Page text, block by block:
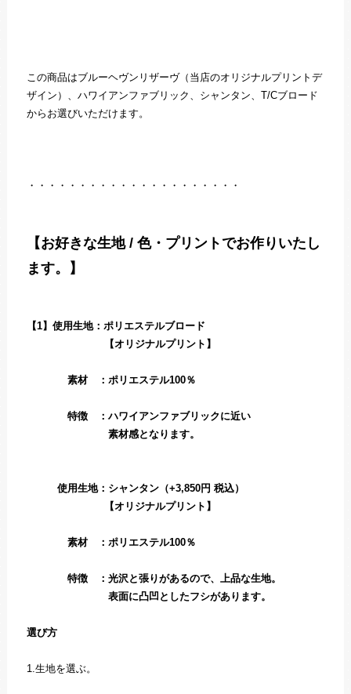
この商品はブルーヘヴンリザーヴ（当店のオリジナルプリントデ
ザイン）、ハワイアンファブリック、シャンタン、T/Cブロード
からお選びいただけます。
・・・・・・・・・・・・・・・・・・・・・
【お好きな生地 / 色・プリントでお作りいたし
ます。】
【1】使用生地：ポリエステルブロード
【オリジナルプリント】
素材 ：ポリエステル100％
特徴 ：ハワイアンファブリックに近い
素材感となります。
使用生地：シャンタン（+3,850円 税込）
【オリジナルプリント】
素材 ：ポリエステル100％
特徴 ：光沢と張りがあるので、上品な生地。
表面に凸凹としたフシがあります。
選び方
1.生地を選ぶ。